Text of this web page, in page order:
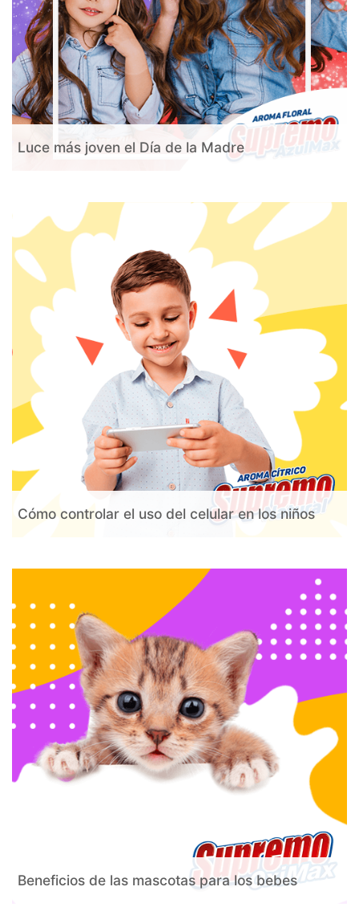
Luce más joven el Día de la Madre
Cómo controlar el uso del celular en los niños
Beneficios de las mascotas para los bebes